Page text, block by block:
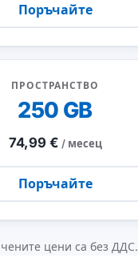
Поръчайте
ПРОСТРАНСТВО
250 GB
74,99 € / месец
Поръчайте
цени са без ДДС.